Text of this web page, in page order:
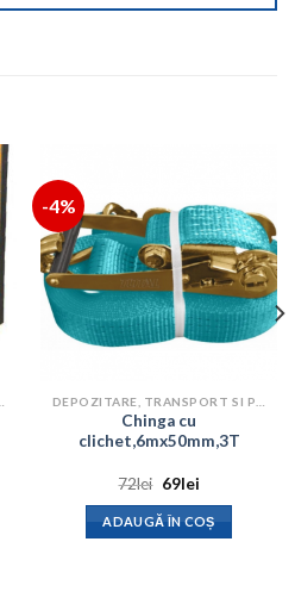
-4%
Chinga cu
clichet,6mx50mm,3T
72lei Prețul
a
fost:
72lei.
69leiPrețul
este:
69lei.
ADAUGĂ ÎN COȘ